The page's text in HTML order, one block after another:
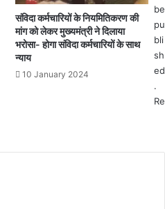
संविदा कर्मचारियों के नियमितिकरण की
मांग को लेकर मुख्यमंत्री ने दिलाया
भरोसा- होगा संविदा कर्मचारियों के साथ
न्याय
10 January 2024
be
pu
bli
sh
ed
.
Re